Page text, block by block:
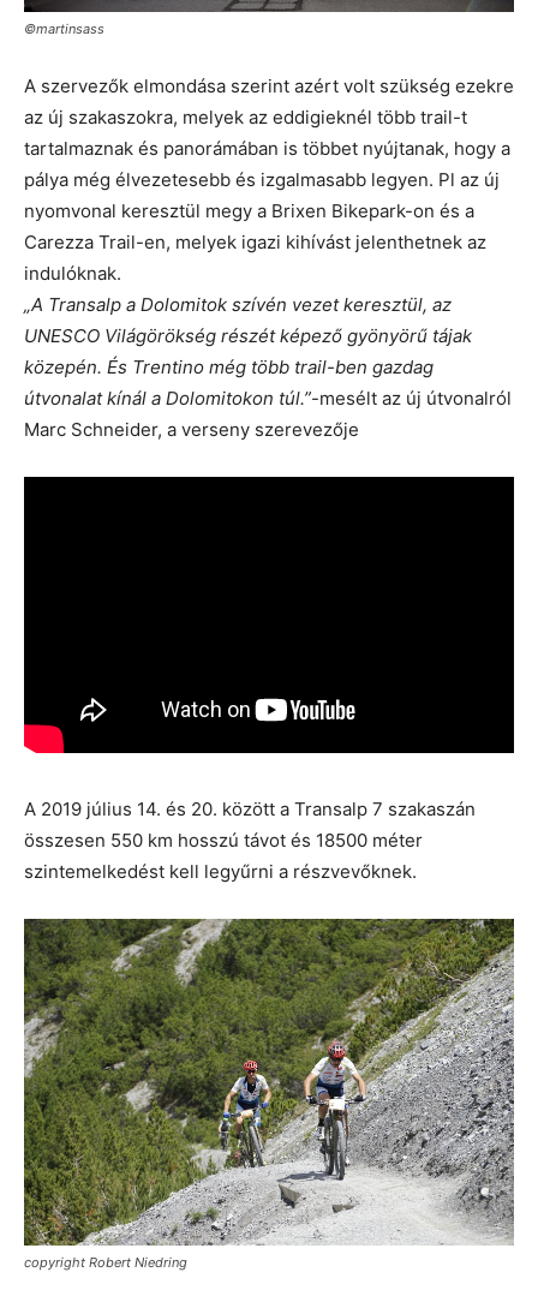
©martinsass
A szervezők elmondása szerint azért volt szükség ezekre
az új szakaszokra, melyek az eddigieknél több trail-t
tartalmaznak és panorámában is többet nyújtanak, hogy a
pálya még élvezetesebb és izgalmasabb legyen. Pl az új
nyomvonal keresztül megy a Brixen Bikepark-on és a
Carezza Trail-en, melyek igazi kihívást jelenthetnek az
indulóknak.
„A Transalp a Dolomitok szívén vezet keresztül, az
UNESCO Világörökség részét képező gyönyörű tájak
közepén. És Trentino még több trail-ben gazdag
útvonalat kínál a Dolomitokon túl.”-mesélt az új útvonalról
Marc Schneider, a verseny szerevezője
A 2019 július 14. és 20. között a Transalp 7 szakaszán
összesen 550 km hosszú távot és 18500 méter
szintemelkedést kell legyűrni a részvevőknek.
copyright Robert Niedring